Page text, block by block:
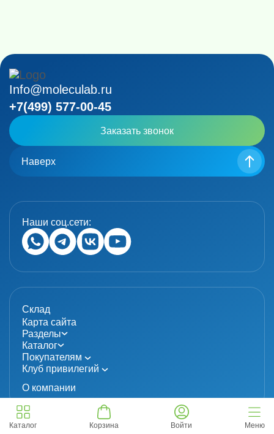
Info@moleculab.ru
+7(499) 577-00-45
Заказать звонок
Наверх
Наши соц.сети:
Склад
Карта сайта
Разделы
Каталог
Покупателям
Клуб привилегий
О компании
© 2024 «MolecuLab». Все права защищены.
Каталог Корзина Войти Меню